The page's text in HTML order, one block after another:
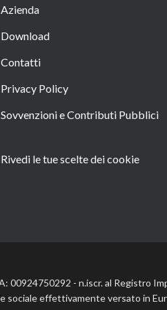
Azienda
Download
Contatti
Privacy Policy
Sovvenzioni e Contributi Pubblici
Rivedi le tue scelte dei cookie
00924750292 - n.iscr. al Registro
sociale effettivamente versato in